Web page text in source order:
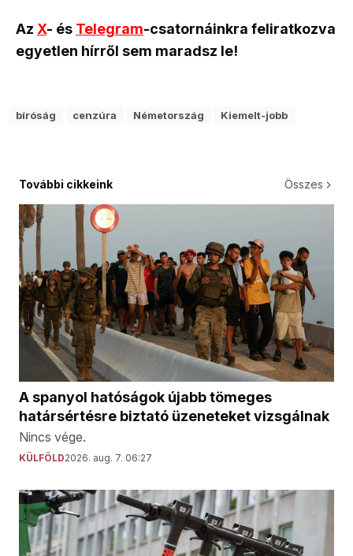
Az X- és Telegram-csatornáinkra feliratkozva
egyetlen hírről sem maradsz le!
bíróság cenzúra Németország Kiemelt-jobb
További cikkeink Összes
A spanyol hatóságok újabb tömeges
határsértésre biztató üzeneteket vizsgálnak
Nincs vége.
KÜLFÖLD2026. aug. 7. 06:27